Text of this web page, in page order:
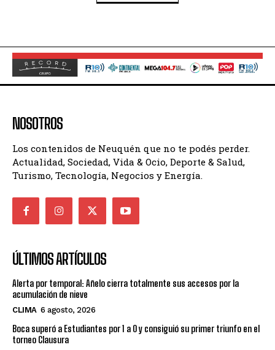
NOSOTROS
Los contenidos de Neuquén que no te podés perder.
Actualidad, Sociedad, Vida & Ocio, Deporte & Salud,
Turismo, Tecnología, Negocios y Energía.
ÚLTIMOS ARTÍCULOS
Alerta por temporal: Añelo cierra totalmente sus accesos por la
acumulación de nieve
CLIMA 6 agosto, 2026
Boca superó a Estudiantes por 1 a 0 y consiguió su primer triunfo en el
torneo Clausura